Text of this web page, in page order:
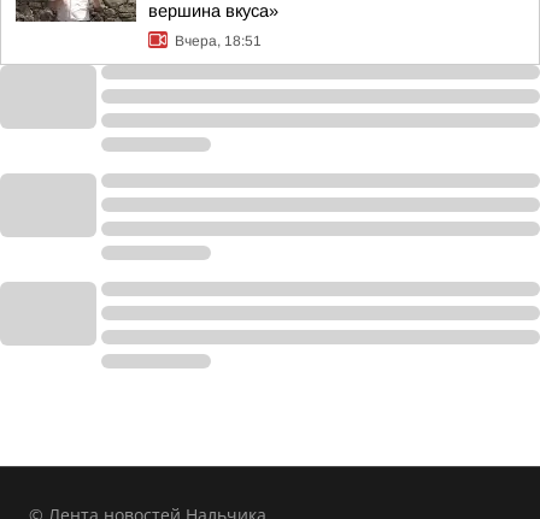
вершина вкуса»
Вчера, 18:51